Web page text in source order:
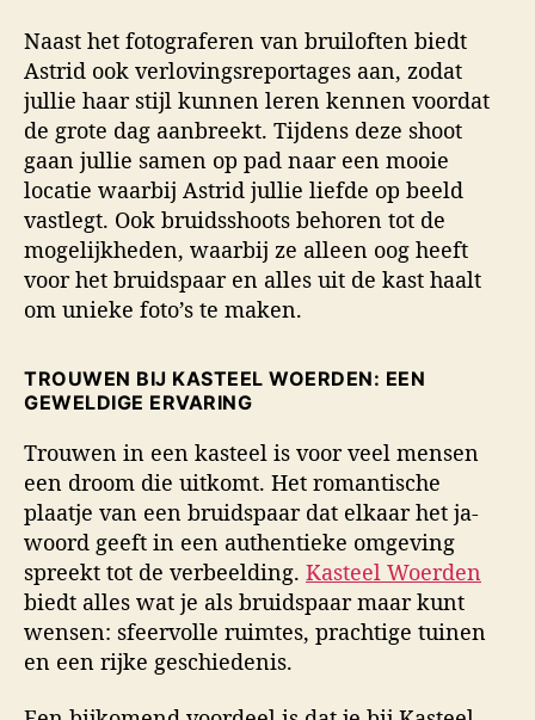
Naast het fotograferen van bruiloften biedt
Astrid ook verlovingsreportages aan, zodat
jullie haar stijl kunnen leren kennen voordat
de grote dag aanbreekt. Tijdens deze shoot
gaan jullie samen op pad naar een mooie
locatie waarbij Astrid jullie liefde op beeld
vastlegt. Ook bruidsshoots behoren tot de
mogelijkheden, waarbij ze alleen oog heeft
voor het bruidspaar en alles uit de kast haalt
om unieke foto’s te maken.
TROUWEN BIJ KASTEEL WOERDEN: EEN
GEWELDIGE ERVARING
Trouwen in een kasteel is voor veel mensen
een droom die uitkomt. Het romantische
plaatje van een bruidspaar dat elkaar het ja-
woord geeft in een authentieke omgeving
spreekt tot de verbeelding. Kasteel Woerden
biedt alles wat je als bruidspaar maar kunt
wensen: sfeervolle ruimtes, prachtige tuinen
en een rijke geschiedenis.